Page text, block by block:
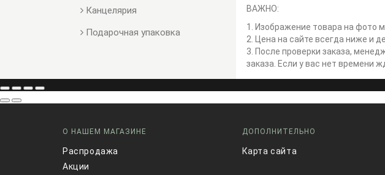
Канцелярия
Подарочная упаковка
ВАЖНО:
1. Изображение товара на фото
2. Цена на сайте всегда ниже и
3. После проверки заказа,
заказа. Если у вас нет времени
О НАШЕМ МАГАЗИНЕ
Распродажа
Акции
ДОПОЛНИТЕЛЬНО
Карта сайта